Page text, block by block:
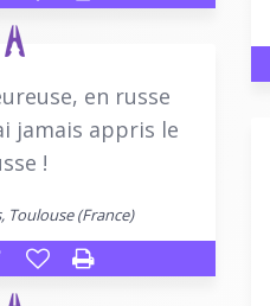
en russe
jamais appris le
!
Toulouse (France)